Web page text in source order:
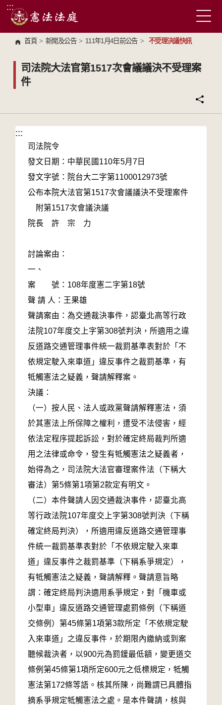
跳到主要內容區塊
:::
首頁 > 新聞及公告 > 111年1月4日前公告 > 不受理決議快訊
司法院大法官第1517次會議議決不受理案
件
:::
:::
司法院令
發文日期：中華民國110年5月7日
發文字號：院台大二字第1100012973號
公布本院大法官第1517次會議議決不受理案件
附第1517次會議決議
院長 許 宗 力
討論案由：
一、
案 號：108年度憲二字第18號
聲 請 人：王果雄
聲請案由：為交通裁決事件，認臺北高等行政
法院107年度交上字第308號判決，所適用之違
反道路交通管理事件統一裁罰基準表對於「不
依規定駛入來車道」違反事件之裁罰基準，有
牴觸憲法之疑義，聲請解釋案。
決議：
（一）按人民、法人或政黨聲請解釋憲法，須
於其憲法上所保障之權利，遭受不法侵害，經
依法定程序提起訴訟，對於確定終局裁判所適
用之法律或命令，發生有牴觸憲法之疑義者，
始得為之，司法院大法官審理案件法（下稱大
審法）第5條第1項第2款定有明文。
（二）本件聲請人因交通裁決事件，認臺北高
等行政法院107年度交上字第308號判決（下稱
確定終局判決），所適用違反道路交通管理事
件統一裁罰基準表對於「不依規定駛入來車
道」違反事件之裁罰基準（下稱系爭規定），
有牴觸憲法之疑義，聲請解釋。聲請意旨略
謂：確定終局判決適用系爭規定，對「機車或
小型車」違反道路交通管理處罰條例（下稱道
交條例）第45條第1項第3款所定「不依規定駛
入來車道」之違反事件，於期限內繳納或到案
聽候裁決者，以900元為罰鍰最低額，變更道交
條例第45條第1項所定600元之低標規定，牴觸
憲法第172條等語。核其所陳，尚難謂已具體指
摘系爭規定牴觸憲法之處。是本件聲請，核與